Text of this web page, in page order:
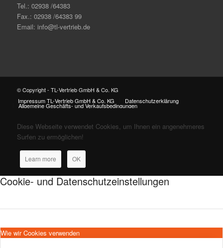
Tel.: 02938 /64383
Fax.: 02938 /64383 99
Email: info@tl-vertrieb.de
© Copyright - TL-Vertrieb GmbH & Co. KG
Impressum TL-Vertrieb GmbH & Co. KG
Datenschutzerklärung
Allgemeine Geschäfts- und Verkaufsbedingungen
Diese Webseite verwendet Cookies, um Ihnen ein angenehmeres
Surfen zu ermöglichen!
Learn more OK
Cookie- und Datenschutzeinstellungen
Wie wir Cookies verwenden